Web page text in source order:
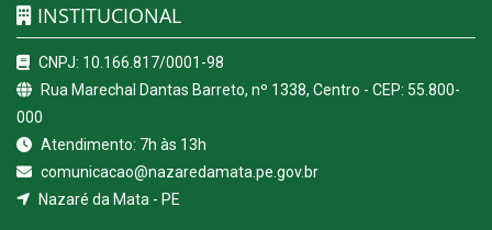
INSTITUCIONAL
CNPJ: 10.166.817/0001-98
Rua Marechal Dantas Barreto, nº 1338, Centro - CEP: 55.800-
000
Atendimento: 7h às 13h
comunicacao@nazaredamata.pe.gov.br
Nazaré da Mata - PE